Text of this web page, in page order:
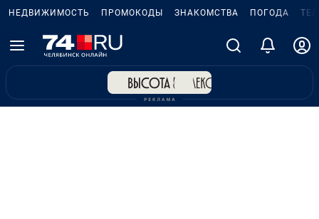
НЕДВИЖИМОСТЬ ПРОМОКОДЫ ЗНАКОМСТВА ПОГОДА